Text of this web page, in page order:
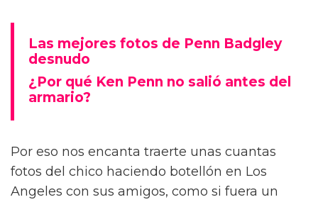
Las mejores fotos de Penn Badgley
desnudo
¿Por qué Ken Penn no salió antes del
armario?
Por eso nos encanta traerte unas cuantas
fotos del chico haciendo botellón en Los
Angeles con sus amigos, como si fuera un